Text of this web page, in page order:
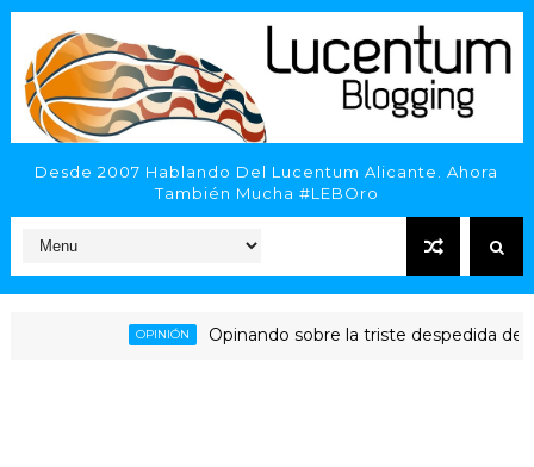
Desde 2007 Hablando Del Lucentum Alicante. Ahora
También Mucha #LEBOro
OPINIÓN Opinando sobre la triste despedida del HLA